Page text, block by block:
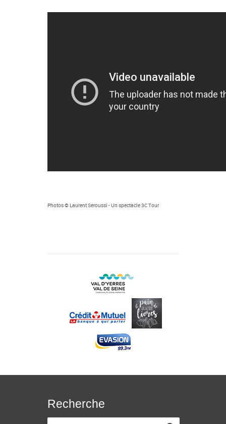
Photos © Laurent Seroussi - Un spectacle 3C Tour
Recherche